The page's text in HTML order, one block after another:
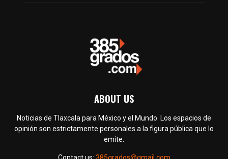
ABOUT US
Noticias de Tlaxcala para México y el Mundo. Los espacios de
opinión son estrictamente personales a la figura pública que lo
emite.